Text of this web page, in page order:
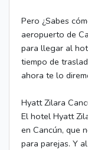
Pero ¿Sabes
aeropuerto de
para llegar al
tiempo de
ahora te lo
Hyatt Zilara
El hotel Hyatt
en Cancún, que
para parejas. Y